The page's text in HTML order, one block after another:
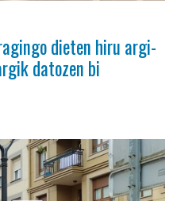
dieten hiru argi-
datozen bi